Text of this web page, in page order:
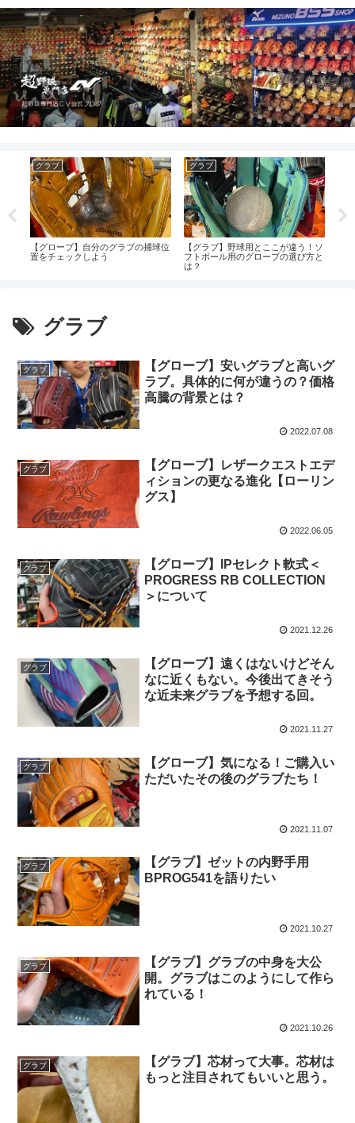
グラブ
【グローブ】自分のグラブの捕球位
置をチェックしよう
グラブ
【グラブ】野球用とここが違う！ソ
フトボール用のグローブの選び方と
は？
グラブ
グラブ
【グローブ】安いグラブと高いグ
ラブ。具体的に何が違うの？価格
高騰の背景とは？
2022.07.08
グラブ
【グローブ】レザークエストエデ
ィションの更なる進化【ローリン
グス】
2022.06.05
グラブ
【グローブ】IPセレクト軟式＜
PROGRESS RB COLLECTION
＞について
2021.12.26
グラブ
【グローブ】遠くはないけどそん
なに近くもない。今後出てきそう
な近未来グラブを予想する回。
2021.11.27
グラブ
【グローブ】気になる！ご購入い
ただいたその後のグラブたち！
2021.11.07
グラブ
【グラブ】ゼットの内野手用
BPROG541を語りたい
2021.10.27
グラブ
【グラブ】グラブの中身を大公
開。グラブはこのようにして作ら
れている！
2021.10.26
グラブ
【グラブ】芯材って大事。芯材は
もっと注目されてもいいと思う。